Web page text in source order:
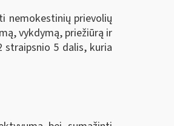
nemokestinių prievolių
vykdymą, priežiūrą ir
5 dalis, kuria